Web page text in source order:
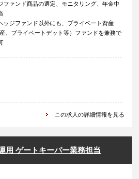
ファンド商品の選定、モニタリング、年金中
ッジファンド以外にも、プライベート資産
、プライベートデット等）ファンドを兼務で
この求人の詳細情報を見る
用 ゲートキーパー業務担当